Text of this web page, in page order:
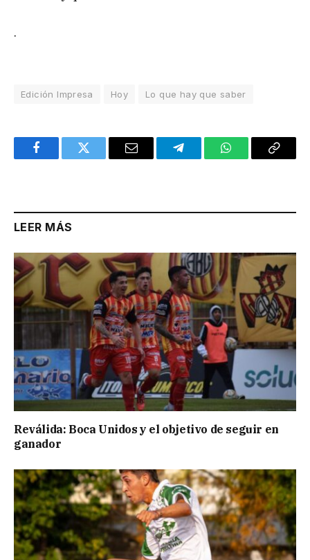
.
Edición Impresa Hoy Lo que hay que saber
FacebookTwitter Email TelegramWhatsAppCopy
LEER MÁS
Reválida: Boca Unidos y el objetivo de seguir en
ganador